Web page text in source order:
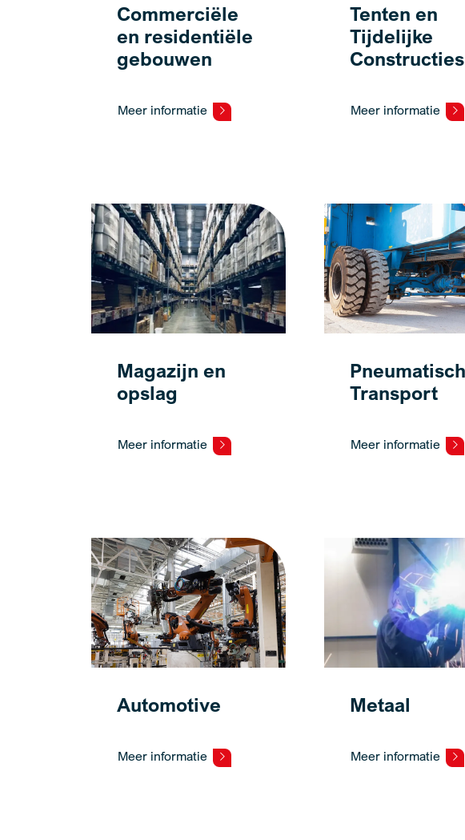
Commerciële
en residentiële
gebouwen
Meer informatie
Tenten en
Tijdelijke
Constructies
Meer informatie
Magazijn en
opslag
Meer informatie
Transport
Meer informatie
Automotive
Meer informatie
Metaal
Meer informatie